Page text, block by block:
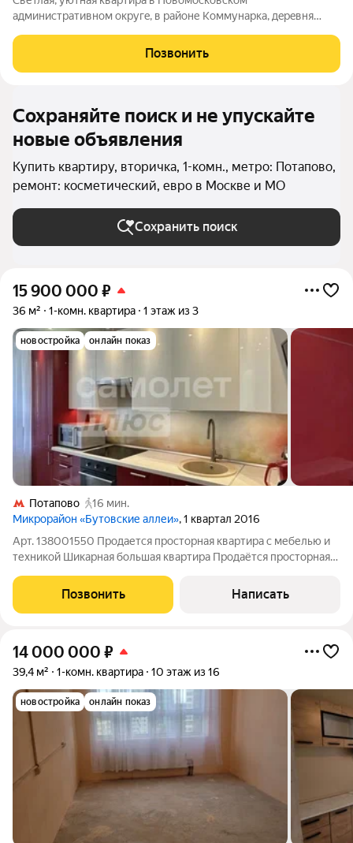
aдминиcтpативном oкpугe, в paйoне Коммунаpкa, дeрeвня
инвестиция. Квартира идеально подойдет как для сдачи в
аренду, так и для собственного проживания,
Позвонить
Сохраняйте поиск и не упускайте
новые объявления
Купить квартиру, вторичка, 1-комн., метро: Потапово,
ремонт: косметический, евро в Москве и МО
Сохранить поиск
15 900 000 ₽
36 м² 1-комн. квартира 1 этаж из 3
новостройка онлайн показ
Потапово
16 мин.
Микрорайон «Бутовские аллеи», 1 квартал 2016
Арт. 138001550 Продается просторная квартира с мебелью и
техникой Шикарная большая квартира Продаётся просторная
Общая площадь: 36 м Жилая площадь: 21м Площадь кухни:10 м
Позвонить Написать
14 000 000 ₽
39,4 м² 1-комн. квартира 10 этаж из 16
новостройка онлайн показ